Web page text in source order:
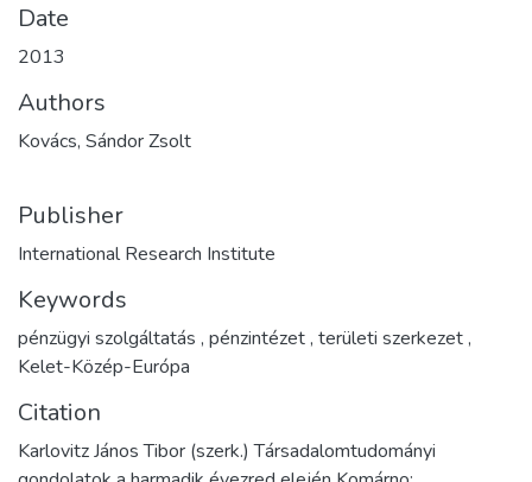
Date
2013
Authors
Kovács, Sándor Zsolt
Publisher
International Research Institute
Keywords
pénzügyi szolgáltatás , pénzintézet, területi szerkezet,
Kelet-Közép-Európa
Citation
Karlovitz János Tibor (szerk.) Társadalomtudományi